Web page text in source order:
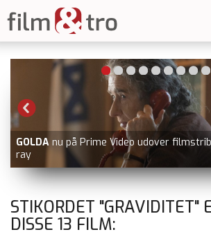
dvd og blu-
BLUE MOON
STIKORDET "GRAVIDITET"
DISSE 13 FILM: